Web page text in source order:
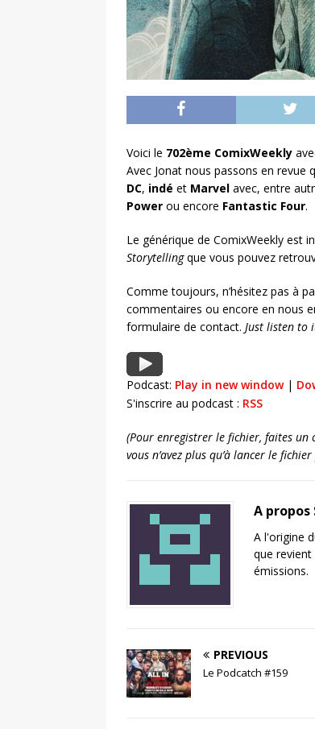
Voici le 702ème ComixWeekly
Avec Jonat nous passons en revue
DC, indé et Marvel avec, entre
Power ou encore Fantastic Four.
Le générique de ComixWeekly est
Storytellingque vous pouvez
Comme toujours, n’hésitez pas à
commentaires ou encore en nous
formulaire de contact. Just listen to
Podcast: Play in new window|
S'inscrire au podcast : RSS
(Pour enregistrer le fichier, faites un
vous n’avez plus qu’à lancer le
A propos
A l'origine
que
émissions.
PREVIOUS
Le Podcatch #159